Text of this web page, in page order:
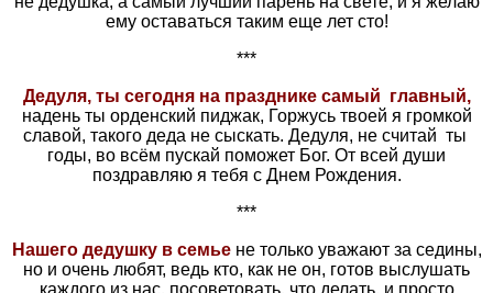
ему оставаться таким еще лет сто!
***
Дедуля, ты сегодня на празднике самый главный,
надень ты орденский пиджак, Горжусь твоей я громкой
славой, такого деда не сыскать. Дедуля, не считай ты
годы, во всём пускай поможет Бог. От всей души
поздравляю я тебя с Днем Рождения.
***
Нашего дедушку в семье не только уважают за седины,
но и очень любят, ведь кто, как не он, готов выслушать
каждого из нас, посоветовать, что делать, и просто